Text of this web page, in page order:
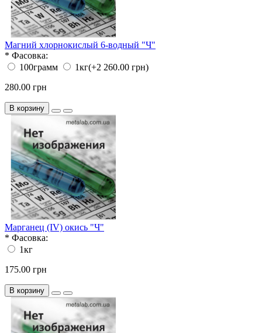
Магний хлорнокислый 6-водный "Ч"
* Фасовка:
100грамм
1кг(+2 260.00 грн)
280.00 грн
В корзину
Марганец (IV) окись "Ч"
* Фасовка:
1кг
175.00 грн
В корзину